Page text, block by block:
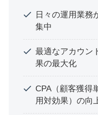
日々の運用業務
集中
最適なアカウン
果の最大化
CPA（顧客獲得
用対効果）の向